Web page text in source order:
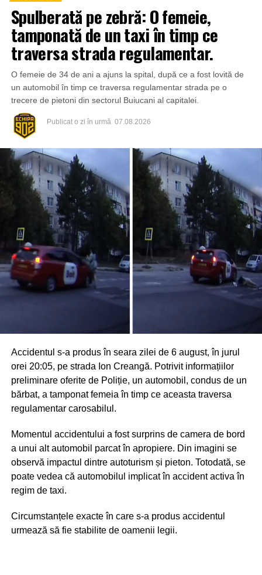
Spulberată pe zebră: O femeie,
tamponată de un taxi în timp ce
traversa strada regulamentar.
O femeie de 34 de ani a ajuns la spital, după ce a fost lovită de
un automobil în timp ce traversa regulamentar strada pe o
trecere de pietoni din sectorul Buiucani al capitalei.
Publicat o zi în urmă 07.08.2026
Accidentul s-a produs în seara zilei de 6 august, în jurul
orei 20:05, pe strada Ion Creangă. Potrivit informațiilor
preliminare oferite de Poliție, un automobil, condus de un
bărbat, a tamponat femeia în timp ce aceasta traversa
regulamentar carosabilul.
Momentul accidentului a fost surprins de camera de bord
a unui alt automobil parcat în apropiere. Din imagini se
observă impactul dintre autoturism și pieton. Totodată, se
poate vedea că automobilul implicat în accident activa în
regim de taxi.
Circumstanțele exacte în care s-a produs accidentul
urmează să fie stabilite de oamenii legii.